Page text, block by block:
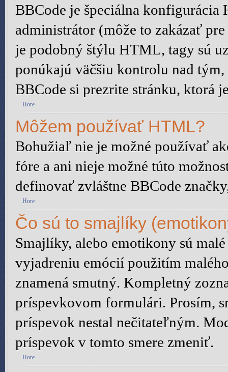
BBCode je špeciálna
administrátor (môže to zakázať
je podobný štýlu HTML, tagy sú
ponúkajú väčšiu kontrolu nad
BBCode si prezrite stránku, ktorá
Hore
Môžem používať HTML?
Bohužiaľ nie je možné používať
fóre a ani nieje možné túto
definovať zvláštne BBCode
Hore
Čo sú to smajlíky
Smajlíky, alebo emotikony sú
vyjadreniu emócií použitím
znamená smutný. Kompletný
príspevkovom formulári. Prosím,
príspevok nestal nečitateľným.
príspevok v tomto smere zmeniť.
Hore